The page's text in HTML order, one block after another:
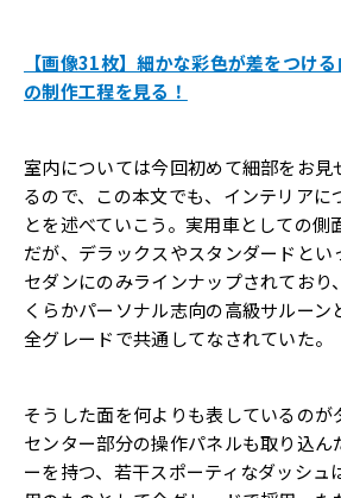
【画像31枚】細かな彩色が差をつけ
の制作工程を見る！
室内については今回初めて細部をお
るので、この本文でも、インテリアに
とを述べていこう。実用車としての側
だが、デラックスやスタンダードとい
セダンにのみラインナップされており
くらかパーソナル志向の高級サルーン
全グレードで共通してなされていた。
そうした面を何よりも表しているのが
センター部分の操作パネルも取り込ん
ーを持つ、若干スポーティなダッシュ